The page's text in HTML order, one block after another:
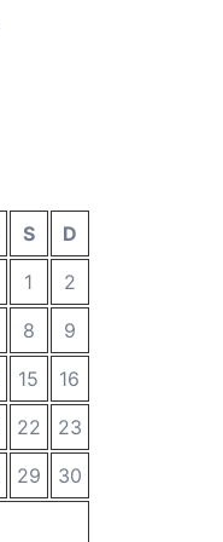
S
D
1
2
8
9
15
16
22
23
29
30